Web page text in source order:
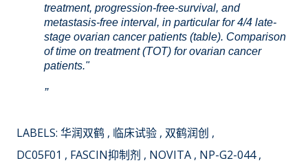
treatment, progression-free-survival, and
metastasis-free interval, in particular for 4/4 late-
stage ovarian cancer patients (table). Comparison
of time on treatment (TOT) for ovarian cancer
patients."
LABELS: 华润双鹤 临床试验 双鹤润创
DC05F01
FASCIN抑制剂 NOVITA NP-G2-044